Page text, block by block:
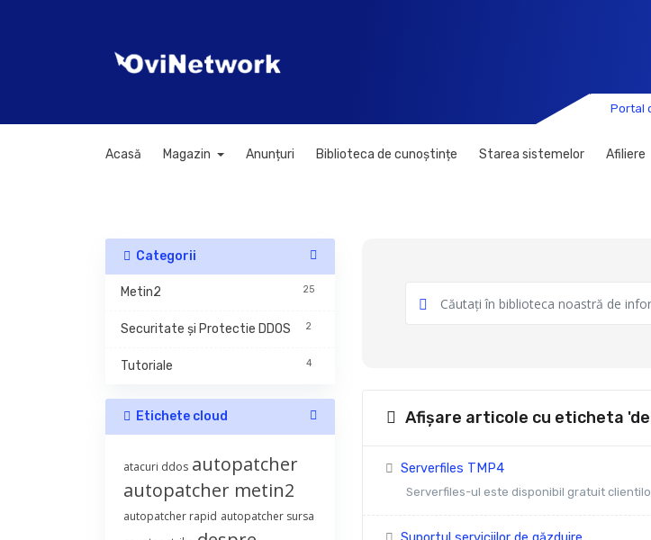
Portal
Acasă Magazin Anunțuri Biblioteca de cunoștințe Starea sistemelor Afiliere
Categorii
25
Metin2
2
Securitate și Protectie DDOS
4
Tutoriale
Etichete cloud
atacuri ddos autopatcher
autopatcher metin2
autopatcher rapid autopatcher sursa
Afișare articole cu eticheta
Serverfiles TMP4
Serverfiles-ul este disponibil gratuit